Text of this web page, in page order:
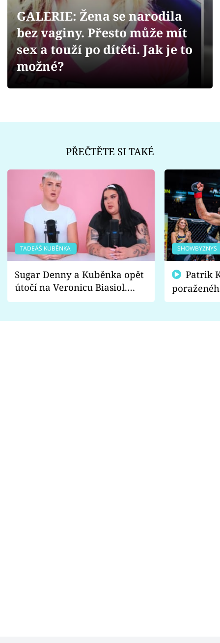
Videa
Sledujte prima+
GALERIE: Žena se narodila
bez vaginy. Přesto může mít
sex a touží po dítěti. Jak je to
možné?
PŘEČTĚTE SI TAKÉ
TADEÁŠ KUBĚNKA
Sugar Denny a Kuběnka opět
útočí na Veronicu Biasiol.
Proč je podle nich falešná a
SHOWBYZNYS
fanoušci